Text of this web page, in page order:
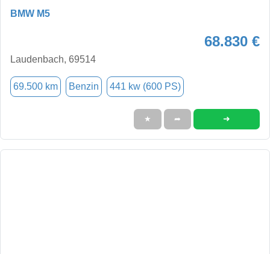
BMW M5
68.830 €
Laudenbach, 69514
69.500 km Benzin 441 kw (600 PS)
★ ➦ ➜